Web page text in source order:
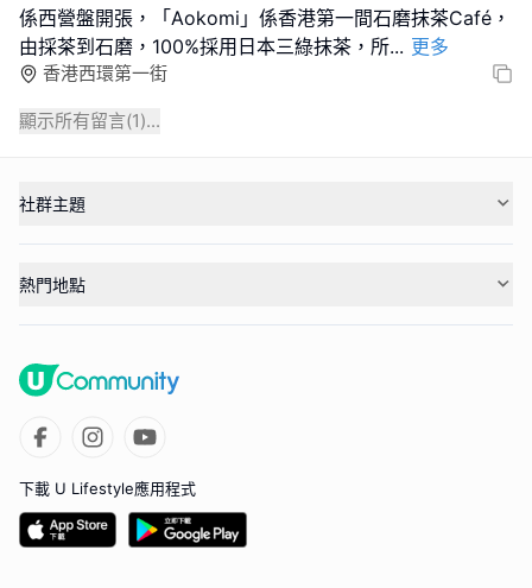
係西營盤開張，「Aokomi」係香港第一間石磨抹茶Café，
由採茶到石磨，100%採用日本三綠抹茶，所... 更多
香港西環第一街
顯示所有留言(1)...
社群主題
熱門地點
下載 U Lifestyle應用程式